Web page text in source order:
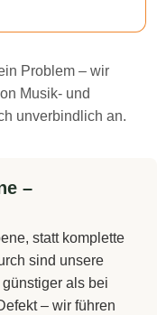
Problem – wir
Musik- und
unverbindlich an.
–
statt komplette
sind unsere
als bei
– wir führen